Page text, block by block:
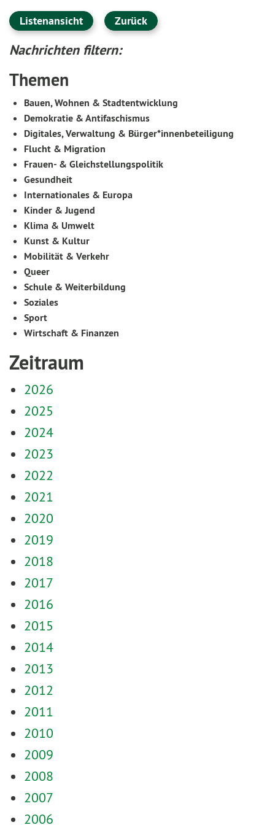
Listenansicht Zurück
Nachrichten filtern:
Themen
Bauen, Wohnen & Stadtentwicklung
Demokratie & Antifaschismus
Digitales, Verwaltung & Bürger*innenbeteiligung
Flucht & Migration
Frauen- & Gleichstellungspolitik
Gesundheit
Internationales & Europa
Kinder & Jugend
Klima & Umwelt
Kunst & Kultur
Mobilität & Verkehr
Queer
Schule & Weiterbildung
Soziales
Sport
Wirtschaft & Finanzen
Zeitraum
2026
2025
2024
2023
2022
2021
2020
2019
2018
2017
2016
2015
2014
2013
2012
2011
2010
2009
2008
2007
2006